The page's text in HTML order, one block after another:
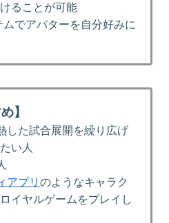
ることが可能
でアバターを自分好みに
】
した試合展開を繰り広げ
い人
アプリのようなキャラク
イヤルゲームをプレイし